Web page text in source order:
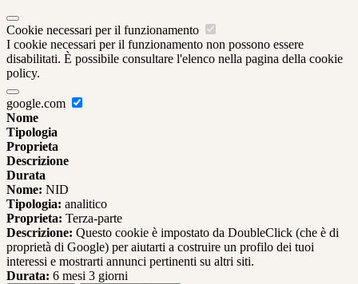
Cookie necessari per il funzionamento
I cookie necessari per il funzionamento non possono essere
disabilitati. È possibile consultare l'elenco nella pagina della cookie
policy.
google.com
Nome
Tipologia
Proprieta
Descrizione
Durata
Nome: NID
Tipologia: analitico
Proprieta: Terza-parte
Descrizione: Questo cookie è impostato da DoubleClick (che è di
proprietà di Google) per aiutarti a costruire un profilo dei tuoi
interessi e mostrarti annunci pertinenti su altri siti.
Durata: 6 mesi 3 giorni